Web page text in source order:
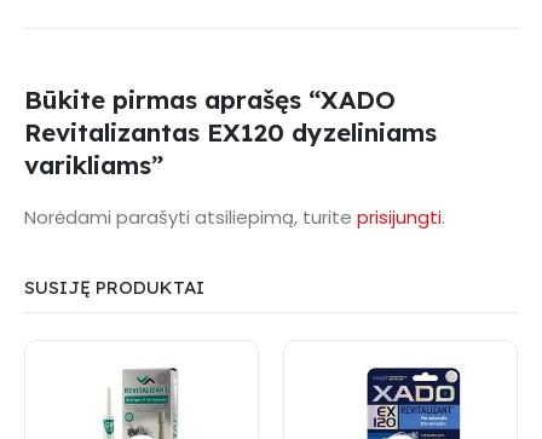
Būkite pirmas aprašęs “XADO
Revitalizantas EX120 dyzeliniams
varikliams”
Norėdami parašyti atsiliepimą, turite prisijungti.
SUSIJĘ PRODUKTAI